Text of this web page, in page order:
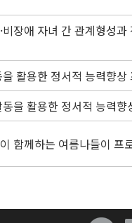
장애 자녀 간 관계형성
활용한 정서적 능력향상
을 활용한 정서적 능력향
함께하는 여름나들이 프